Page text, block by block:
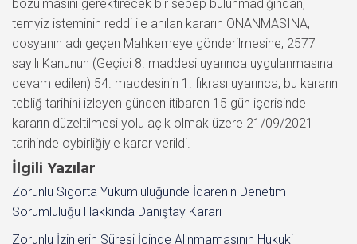
bozulmasını gerektirecek bir sebep bulunmadığından,
temyiz isteminin reddi ile anılan kararın ONANMASINA,
dosyanın adı geçen Mahkemeye gönderilmesine, 2577
sayılı Kanunun (Geçici 8. maddesi uyarınca uygulanmasına
devam edilen) 54. maddesinin 1. fıkrası uyarınca, bu kararın
tebliğ tarihini izleyen günden itibaren 15 gün içerisinde
kararın düzeltilmesi yolu açık olmak üzere 21/09/2021
tarihinde oybirliğiyle karar verildi.
İlgili Yazılar
Zorunlu Sigorta Yükümlülüğünde İdarenin Denetim
Sorumluluğu Hakkında Danıştay Kararı
Zorunlu İzinlerin Süresi İçinde Alınmamasının Hukuki